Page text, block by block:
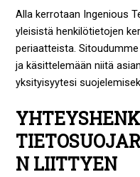
Alla kerrotaan Ingenious
yleisistä henkilötietojen
periaatteista.
ja käsittelemään niitä
yksityisyytesi
N LIITTYEN